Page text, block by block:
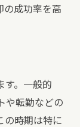
の成功率を高
す。一般的
や転勤などの
の時期は特に